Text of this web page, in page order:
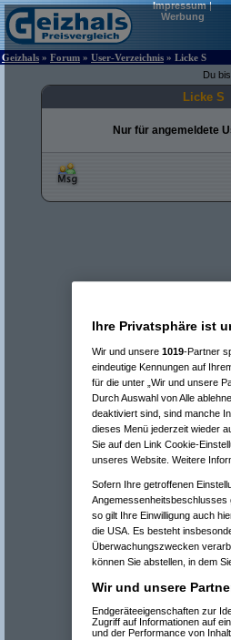
Impressum|
Werbung
Geizhals » Forum » User-Verzeichnis » Licke S
Du
Licke S
Nur für angemeldete
Ihre Privatsphäre ist
Wir und unsere 1019-Partner
eindeutige Kennungen auf
für die unter „Wir und unsere
Durch Auswahl von Alle
deaktiviert sind, sind manche
dieses Menü jederzeit wieder
Sie auf den Link Cookie-
unseres Website. Weitere
Sofern Ihre getroffenen
Angemessenheitsbeschlusses
so gilt Ihre Einwilligung auch
die USA. Es besteht
Überwachungszwecken
können Sie abstellen, in dem
Wir und unsere
Endgeräteeigenschaften zur
Zugriff auf Informationen auf
und der Performance von